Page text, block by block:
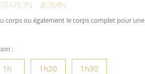
: 40MIN
corps ou également le corps complet pour une
:
1h 1h20 1h30